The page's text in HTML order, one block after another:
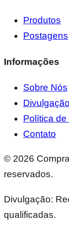
Produtos
Postagens
Informações
Sobre Nós
Política
Contato
© 2026
reservados.
Divulgação:
qualificadas.